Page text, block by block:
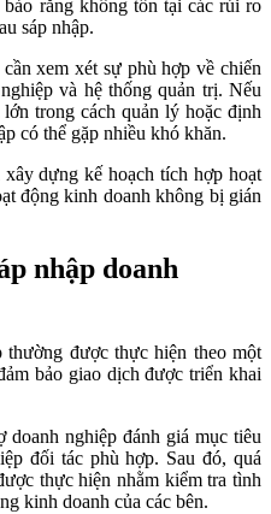
rằng không tồn tại các rủi ro
sáp nhập.
xem xét sự phù hợp về chiến
và hệ thống quản trị. Nếu
trong cách quản lý hoặc định
có thể gặp nhiều khó khăn.
dựng kế hoạch tích hợp hoạt
động kinh doanh không bị gián
nhập doanh
thường được thực hiện theo một
bảo giao dịch được triển khai
nghiệp đánh giá mục tiêu
đối tác phù hợp. Sau đó, quá
thực hiện nhằm kiểm tra tình
kinh doanh của các bên.